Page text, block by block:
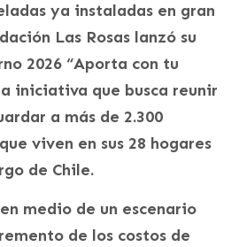
ya instaladas en gran
Las Rosas lanzó su
2026 “Aporta con tu
iniciativa que busca reunir
a más de 2.300
viven en sus 28 hogares
de Chile.
medio de un escenario
de los costos de